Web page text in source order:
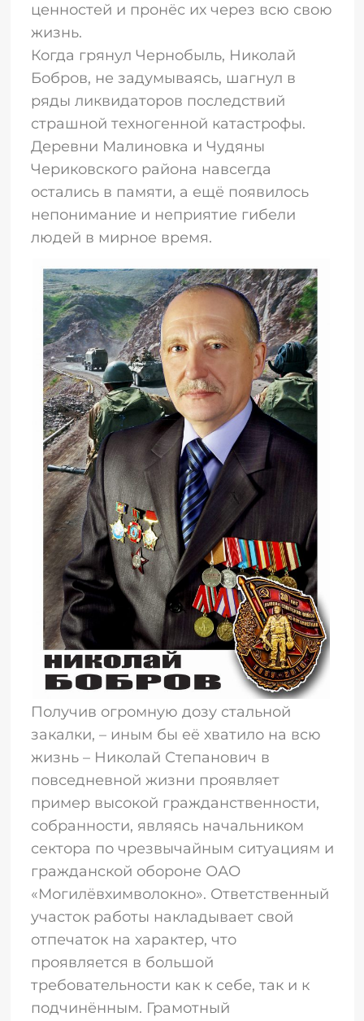
ценностей и пронёс их через всю свою
жизнь.
Когда грянул Чернобыль, Николай
Бобров, не задумываясь, шагнул в
ряды ликвидаторов последствий
страшной техногенной катастрофы.
Деревни Малиновка и Чудяны
Чериковского района навсегда
остались в памяти, а ещё появилось
непонимание и неприятие гибели
людей в мирное время.
Получив огромную дозу стальной
закалки, – иным бы её хватило на всю
жизнь – Николай Степанович в
повседневной жизни проявляет
пример высокой гражданственности,
собранности, являясь начальником
сектора по чрезвычайным ситуациям и
гражданской обороне ОАО
«Могилёвхимволокно». Ответственный
участок работы накладывает свой
отпечаток на характер, что
проявляется в большой
требовательности как к себе, так и к
подчинённым. Грамотный